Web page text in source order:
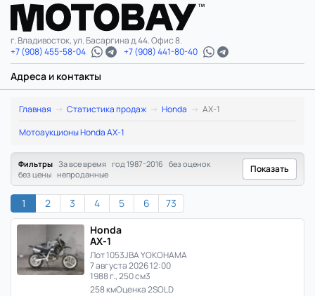
г. Владивосток, ул. Басаргина д.44. Офис 8.
+7 (908) 455-58-04
+7 (908) 441-80-40
Адреса и контакты
Honda
AX-
1:
статистика
цен
и
продаж
Главная Статистика продаж Honda
AX-1
Мотоаукционы Honda AX-1
Фильтры За все время год 1987-2016 без оценок
без цены непроданные Показать
1 2 3 4 5 6
73
Honda
AX-1
Лот 1053JBA YOKOHAMA
7 августа 2026 12:00
1988 г., 250 см3
258 кмОценка 2SOLD